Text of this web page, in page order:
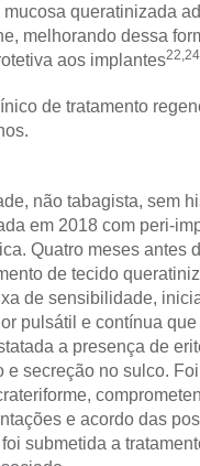
queratinizada
melhorando dessa
aos implantes
de tratamento
não tabagista, sem
em 2018 com peri-
Quatro meses antes
de tecido
de sensibilidade,
pulsátil e contínua
a presença de
secreção no sulco.
e acordo das
submetida a